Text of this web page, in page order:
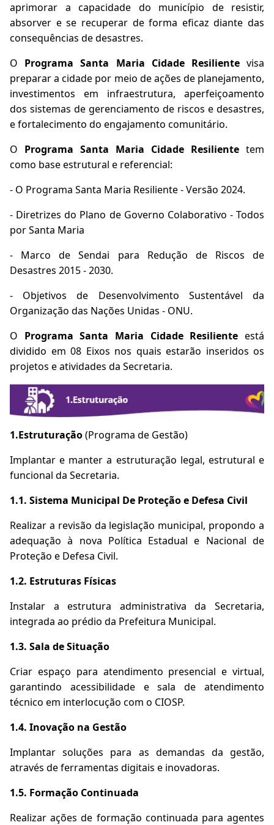
aprimorar a capacidade do município de resistir,
absorver e se recuperar de forma eficaz diante das
consequências de desastres.
O Programa Santa Maria Cidade Resilientevisa
preparar a cidade por meio de ações de planejamento,
investimentos em infraestrutura, aperfeiçoamento
dos sistemas de gerenciamento de riscos e desastres,
e fortalecimento do engajamento comunitário.
O Programa Santa Maria Cidade Resiliente tem
como base estrutural e referencial:
- O Programa Santa Maria Resiliente - Versão 2024.
- Diretrizes do Plano de Governo Colaborativo - Todos
por Santa Maria
- Marco de Sendai para Redução de Riscos de
Desastres 2015 - 2030.
- Objetivos de Desenvolvimento Sustentável da
Organização das Nações Unidas - ONU.
O Programa Santa Maria Cidade Resiliente está
dividido em 08 Eixos nos quais estarão inseridos os
projetos e atividades da Secretaria.
1.Estruturação(Programa de Gestão)
Implantar e manter a estruturação legal, estrutural e
funcional da Secretaria.
1.1. Sistema Municipal De Proteção e Defesa Civil
Realizar a revisão da legislação municipal, propondo a
adequação à nova Política Estadual e Nacional de
Proteção e Defesa Civil.
1.2. Estruturas Físicas
Instalar a estrutura administrativa da Secretaria,
integrada ao prédio da Prefeitura Municipal.
1.3. Sala de Situação
Criar espaço para atendimento presencial e virtual,
garantindo acessibilidade e sala de atendimento
técnico em interlocução com o CIOSP.
1.4. Inovação na Gestão
Implantar soluções para as demandas da gestão,
através de ferramentas digitais e inovadoras.
1.5. Formação Continuada
Realizar ações de formação continuada para agentes